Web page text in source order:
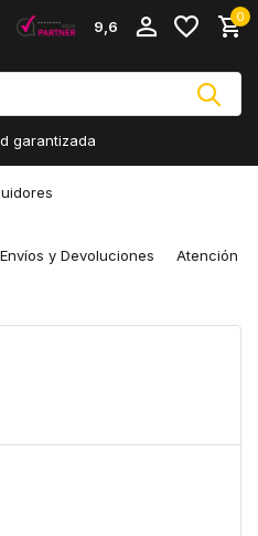
9,6
0
garantizada
Envíos y Devoluciones Atención